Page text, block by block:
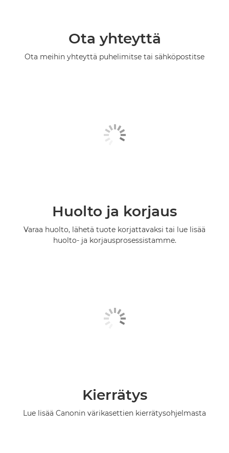
Ota yhteyttä
Ota meihin yhteyttä puhelimitse tai sähköpostitse
Huolto ja korjaus
Varaa huolto, lähetä tuote korjattavaksi tai lue lisää
huolto- ja korjausprosessistamme.
Kierrätys
Lue lisää Canonin värikasettien kierrätysohjelmasta